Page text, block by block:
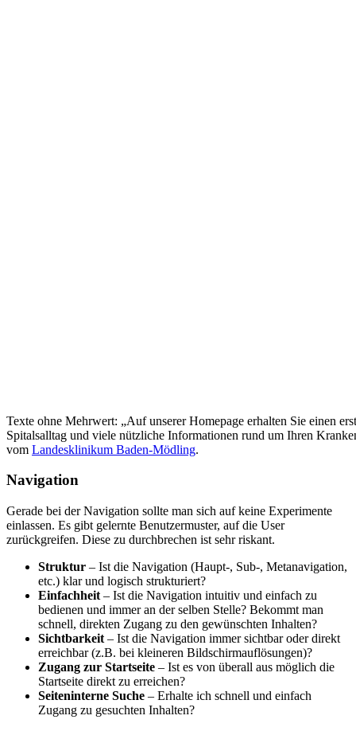
Texte ohne Mehrwert: „Auf unserer Homepage erhalten Sie einen
Spitalsalltag und viele nützliche Informationen rund um Ihren
vom Landesklinikum Baden-Mödling.
Navigation
Gerade bei der Navigation sollte man sich auf keine Experimente
einlassen. Es gibt gelernte Benutzermuster, auf die User
zurückgreifen. Diese zu durchbrechen ist sehr riskant.
Struktur – Ist die Navigation (Haupt-, Sub-, Metanavigation,
etc.) klar und logisch strukturiert?
Einfachheit – Ist die Navigation intuitiv und einfach zu
bedienen und immer an der selben Stelle? Bekommt man
schnell, direkten Zugang zu den gewünschten Inhalten?
Sichtbarkeit – Ist die Navigation immer sichtbar oder direkt
erreichbar (z.B. bei kleineren Bildschirmauflösungen)?
Zugang zur Startseite – Ist es von überall aus möglich die
Startseite direkt zu erreichen?
Seiteninterne Suche – Erhalte ich schnell und einfach
Zugang zu gesuchten Inhalten?